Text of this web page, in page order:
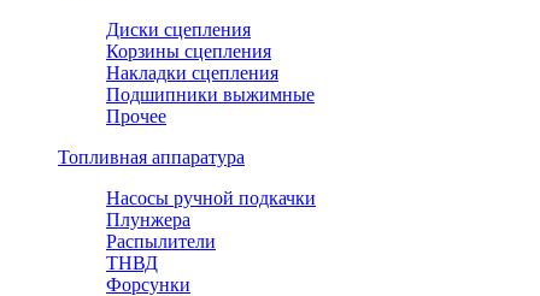
Диски сцепления
Корзины сцепления
Накладки сцепления
Подшипники выжимные
Прочее
Топливная аппаратура
Насосы ручной подкачки
Плунжера
Распылители
ТНВД
Форсунки